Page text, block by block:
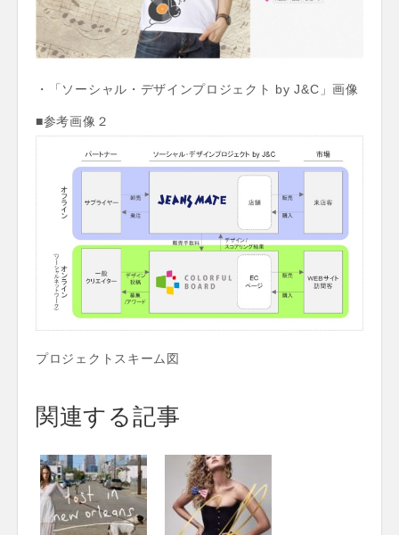
・「ソーシャル・デザインプロジェクト by J&C」画像
■参考画像２
プロジェクトスキーム図
関連する記事